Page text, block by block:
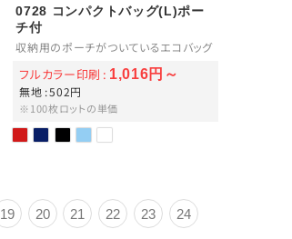
0728 コンパクトバッグ(L)ポー
チ付
収納用のポーチがついているエコバッグ
無地 502円
フルカラー印刷 1,016円～
※100枚ロットの単価
19 20 21 22 23 24